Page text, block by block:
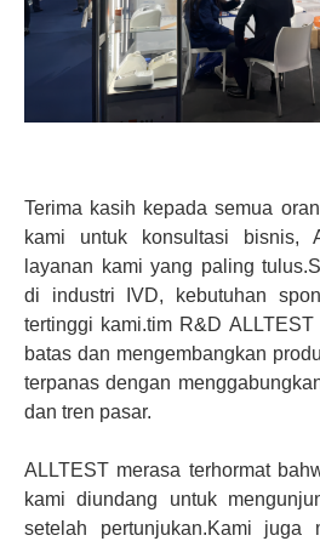
Terima kasih kepada semua
kami untuk konsultasi bisnis,
layanan kami yang paling
di industri IVD, kebutuhan
tertinggi kami.tim R&D
batas dan mengembangkan
terpanas dengan
dan tren pasar.
ALLTEST merasa terhormat
kami diundang untuk
setelah pertunjukan.Kami juga